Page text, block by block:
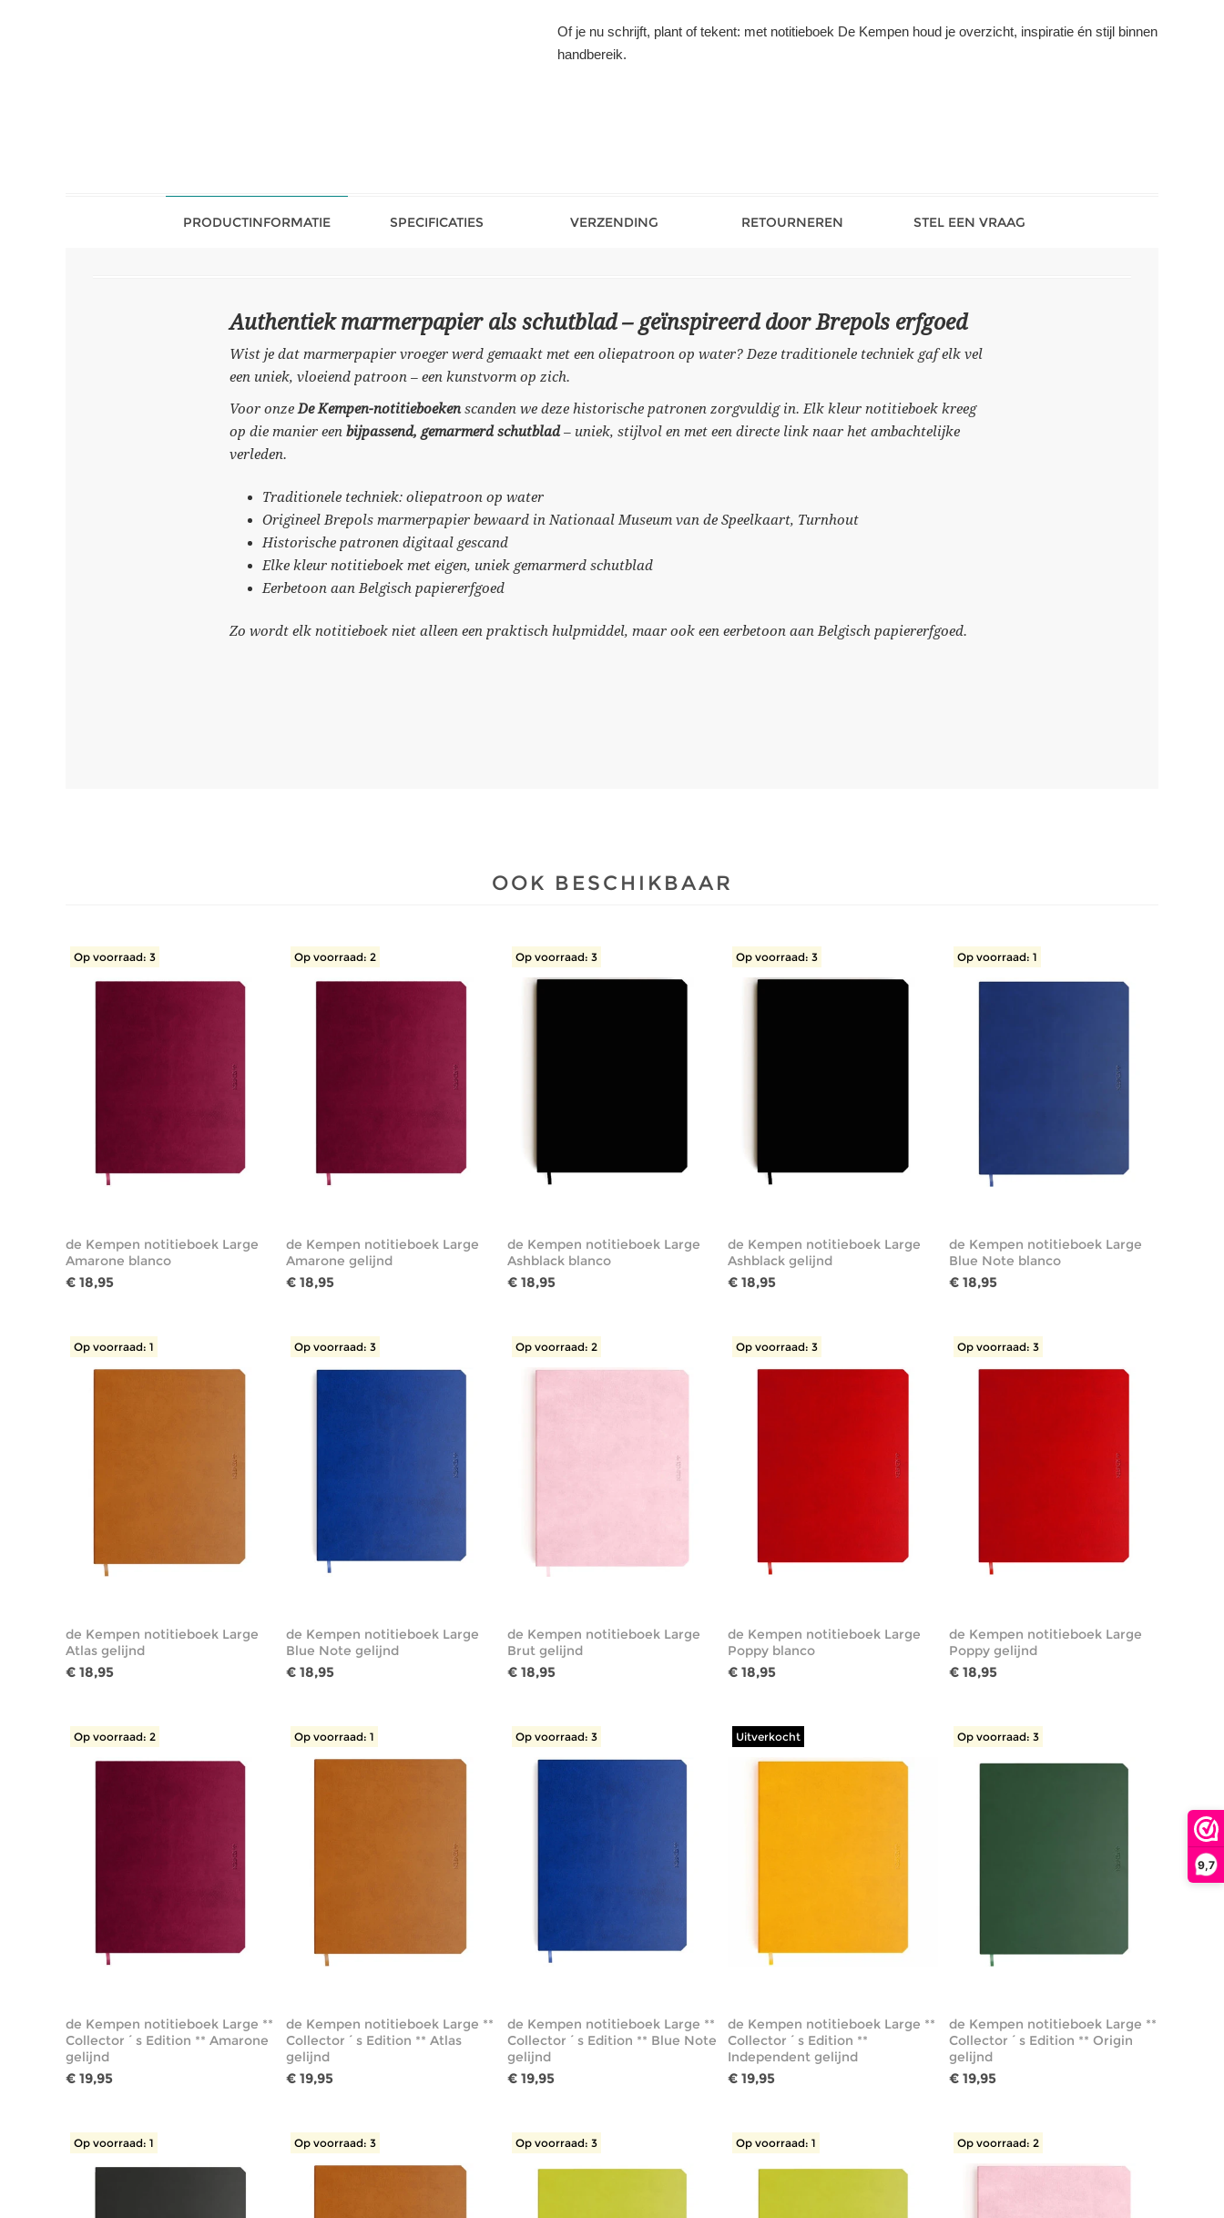
9,7
Of je nu schrijft, plant of tekent: met notitieboek De Kempen houd je overzicht, inspiratie én stijl binnen
handbereik.
PRODUCTINFORMATIE SPECIFICATIES VERZENDING RETOURNEREN STEL EEN VRAAG
Authentiek marmerpapier als schutblad – geïnspireerd door Brepols erfgoed
Wist je dat marmerpapier vroeger werd gemaakt met een oliepatroon op water? Deze traditionele techniek gaf elk vel
een uniek, vloeiend patroon – een kunstvorm op zich.
Voor onzeDe Kempen-notitieboekenscanden we deze historische patronen zorgvuldig in. Elk kleur notitieboek kreeg
op die manier een bijpassend, gemarmerd schutblad– uniek, stijlvol en met een directe link naar het ambachtelijke
verleden.
Traditionele techniek: oliepatroon op water
Origineel Brepols marmerpapier bewaard in Nationaal Museum van de Speelkaart, Turnhout
Historische patronen digitaal gescand
Elke kleur notitieboek met eigen, uniek gemarmerd schutblad
Eerbetoon aan Belgisch papiererfgoed
Zo wordt elk notitieboek niet alleen een praktisch hulpmiddel, maar ook een eerbetoon aan Belgisch papiererfgoed.
OOK BESCHIKBAAR
Op voorraad: 3
de Kempen notitieboek Large
Amarone blanco
€ 18,95
Op voorraad: 2
de Kempen notitieboek Large
Amarone gelijnd
€ 18,95
Op voorraad: 3
de Kempen notitieboek Large
Ashblack blanco
€ 18,95
Op voorraad: 3
de Kempen notitieboek Large
Ashblack gelijnd
€ 18,95
Op voorraad: 1
de Kempen notitieboek Large
Blue Note blanco
€ 18,95
Op voorraad: 1
de Kempen notitieboek Large
Atlas gelijnd
€ 18,95
Op voorraad: 3
de Kempen notitieboek Large
Blue Note gelijnd
€ 18,95
Op voorraad: 2
de Kempen notitieboek Large
Brut gelijnd
€ 18,95
Op voorraad: 3
de Kempen notitieboek Large
Poppy blanco
€ 18,95
Op voorraad: 3
de Kempen notitieboek Large
Poppy gelijnd
€ 18,95
Op voorraad: 2
de Kempen notitieboek Large **
Collector´s Edition ** Amarone
gelijnd
€ 19,95
Op voorraad: 1
de Kempen notitieboek Large **
Collector´s Edition ** Atlas
gelijnd
€ 19,95
Op voorraad: 3
de Kempen notitieboek Large **
Collector´s Edition ** Blue Note
gelijnd
€ 19,95
Uitverkocht
de Kempen notitieboek Large **
Collector´s Edition **
Independent gelijnd
€ 19,95
Op voorraad: 3
de Kempen notitieboek Large **
Collector´s Edition ** Origin
gelijnd
€ 19,95
Op voorraad: 1 Op voorraad: 3 Op voorraad: 3 Op voorraad: 1 Op voorraad: 2